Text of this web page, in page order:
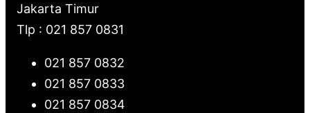
Jakarta Timur
Tlp : 021 857 0831
021 857 0832
021 857 0833
021 857 0834